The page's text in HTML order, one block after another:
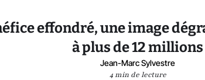
effondré, une image
à plus de 12 millions
Jean-Marc Sylvestre
4 min de lecture